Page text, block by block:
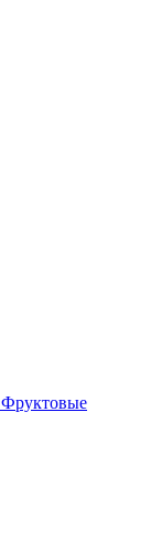
Фруктовые